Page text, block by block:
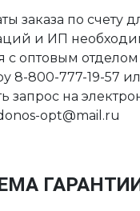
заказа по счету
и ИП
с оптовым
8-800-777-19-57
запрос на
opt@mail.ru